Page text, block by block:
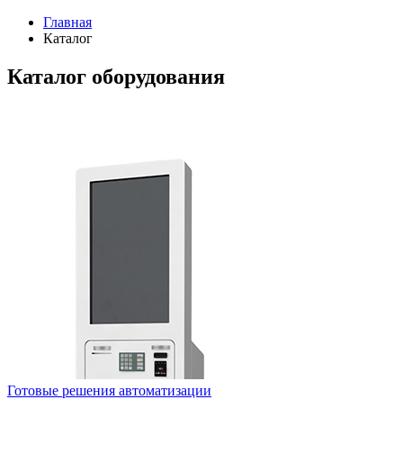
Главная
Каталог
Каталог оборудования
Готовые решения автоматизации